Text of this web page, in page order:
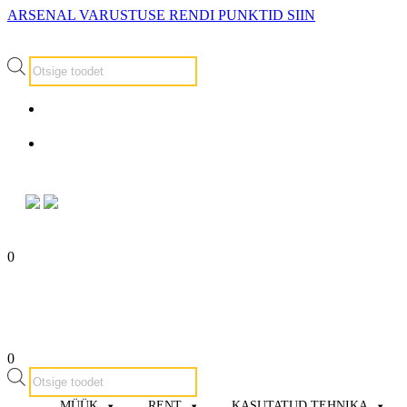
ARSENAL VARUSTUSE RENDI PUNKTID SIIN
Products
search
0
0
Products
search